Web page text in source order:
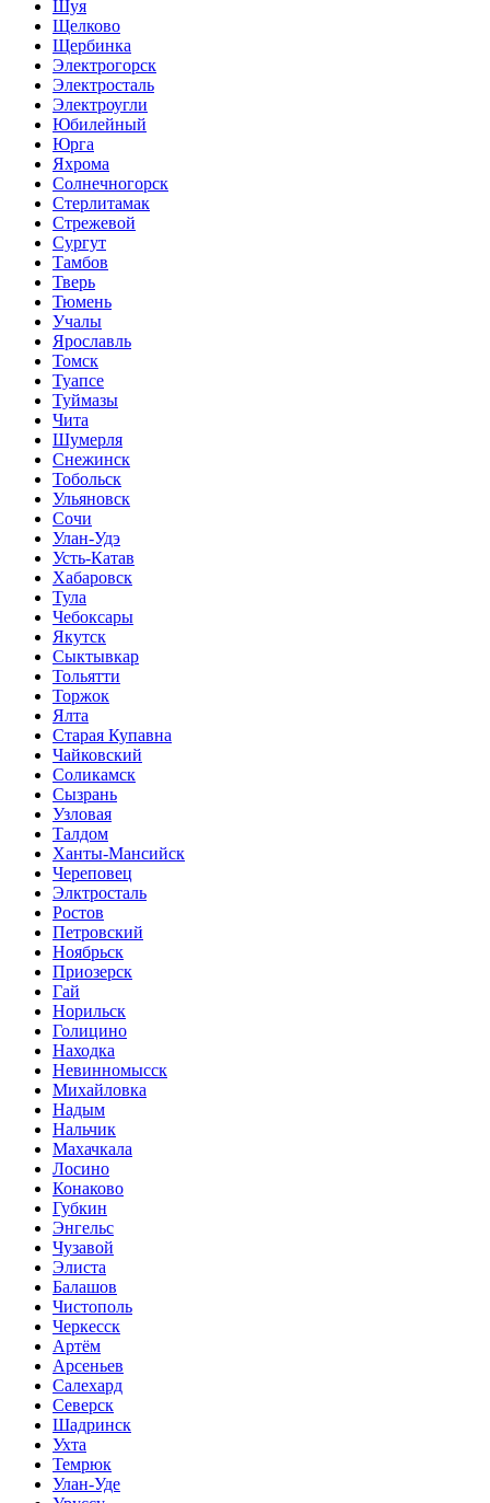
Шуя
Щелково
Щербинка
Электрогорск
Электросталь
Электроугли
Юбилейный
Юрга
Яхрома
Солнечногорск
Стерлитамак
Стрежевой
Сургут
Тамбов
Тверь
Тюмень
Учалы
Ярославль
Томск
Туапсе
Туймазы
Чита
Шумерля
Снежинск
Тобольск
Ульяновск
Сочи
Улан-Удэ
Усть-Катав
Хабаровск
Тула
Чебоксары
Якутск
Сыктывкар
Тольятти
Торжок
Ялта
Старая Купавна
Чайковский
Соликамск
Сызрань
Узловая
Талдом
Ханты-Мансийск
Череповец
Элктросталь
Ростов
Петровский
Ноябрьск
Приозерск
Гай
Норильск
Голицино
Находка
Невинномысск
Михайловка
Надым
Нальчик
Махачкала
Лосино
Конаково
Губкин
Энгельс
Чузавой
Элиста
Балашов
Чистополь
Черкесск
Артём
Арсеньев
Салехард
Северск
Шадринск
Ухта
Темрюк
Улан-Уде